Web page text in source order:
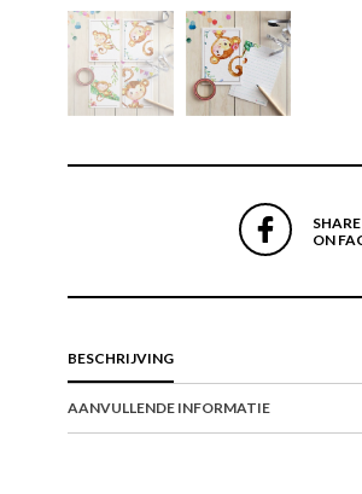
SHARE
ON
BESCHRIJVING
AANVULLENDE INFORMATIE